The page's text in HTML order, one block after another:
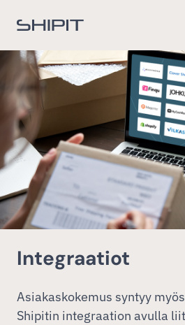
Siirry etusivulle
Integraatiot
Asiakaskokemus syntyy
Shipitin integraation avulla